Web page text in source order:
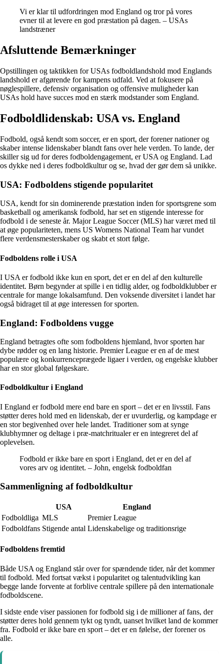
Vi er klar til udfordringen mod England og tror på vores
evner til at levere en god præstation på dagen. – USAs
landstræner
Afsluttende Bemærkninger
Opstillingen og taktikken for USAs fodboldlandshold mod Englands
landshold er afgørende for kampens udfald. Ved at fokusere på
nøglespillere, defensiv organisation og offensive muligheder kan
USAs hold have succes mod en stærk modstander som England.
Fodboldlidenskab: USA vs. England
Fodbold, også kendt som soccer, er en sport, der forener nationer og
skaber intense lidenskaber blandt fans over hele verden. To lande, der
skiller sig ud for deres fodboldengagement, er USA og England. Lad
os dykke ned i deres fodboldkultur og se, hvad der gør dem så unikke.
USA: Fodboldens stigende popularitet
USA, kendt for sin dominerende præstation inden for sportsgrene som
basketball og amerikansk fodbold, har set en stigende interesse for
fodbold i de seneste år. Major League Soccer (MLS) har været med til
at øge populariteten, mens US Womens National Team har vundet
flere verdensmesterskaber og skabt et stort følge.
Fodboldens rolle i USA
I USA er fodbold ikke kun en sport, det er en del af den kulturelle
identitet. Børn begynder at spille i en tidlig alder, og fodboldklubber er
centrale for mange lokalsamfund. Den voksende diversitet i landet har
også bidraget til at øge interessen for sporten.
England: Fodboldens vugge
England betragtes ofte som fodboldens hjemland, hvor sporten har
dybe rødder og en lang historie. Premier League er en af de mest
populære og konkurrenceprægede ligaer i verden, og engelske klubber
har en stor global følgeskare.
Fodboldkultur i England
I England er fodbold mere end bare en sport – det er en livsstil. Fans
støtter deres hold med en lidenskab, der er uvurderlig, og kampdage er
en stor begivenhed over hele landet. Traditioner som at synge
klubhymner og deltage i præ-matchritualer er en integreret del af
oplevelsen.
Fodbold er ikke bare en sport i England, det er en del af
vores arv og identitet. – John, engelsk fodboldfan
Sammenligning af fodboldkultur
USA
England
Fodboldliga MLS
Premier League
Fodboldfans Stigende antal Lidenskabelige og traditionsrige
Fodboldens fremtid
Både USA og England står over for spændende tider, når det kommer
til fodbold. Med fortsat vækst i popularitet og talentudvikling kan
begge lande forvente at forblive centrale spillere på den internationale
fodboldscene.
I sidste ende viser passionen for fodbold sig i de millioner af fans, der
støtter deres hold gennem tykt og tyndt, uanset hvilket land de kommer
fra. Fodbold er ikke bare en sport – det er en følelse, der forener os
alle.